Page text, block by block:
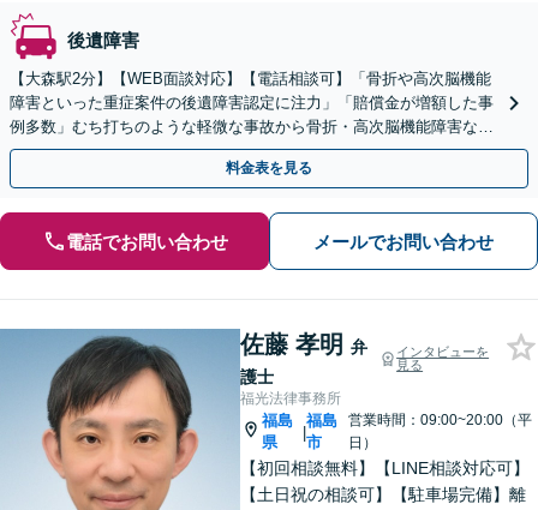
後遺障害
【大森駅2分】【WEB面談対応】【電話相談可】「骨折や高次脳機能
障害といった重症案件の後遺障害認定に注力」「賠償金が増額した事
例多数」むち打ちのような軽微な事故から骨折・高次脳機能障害など
の重症事故まで、事故の規模に関わらず対応いたします
料金表を見る
電話でお問い合わせ メールでお問い合わせ
佐藤 孝明 弁
護士
インタビューを
見る
福光法律事務所
福島
県
|
福島
市
営業時間：09:00~20:00（平
日）
【初回相談無料】【LINE相談対応可】
【土日祝の相談可】【駐車場完備】離